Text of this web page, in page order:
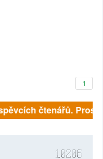
1
čtenářů.
10206